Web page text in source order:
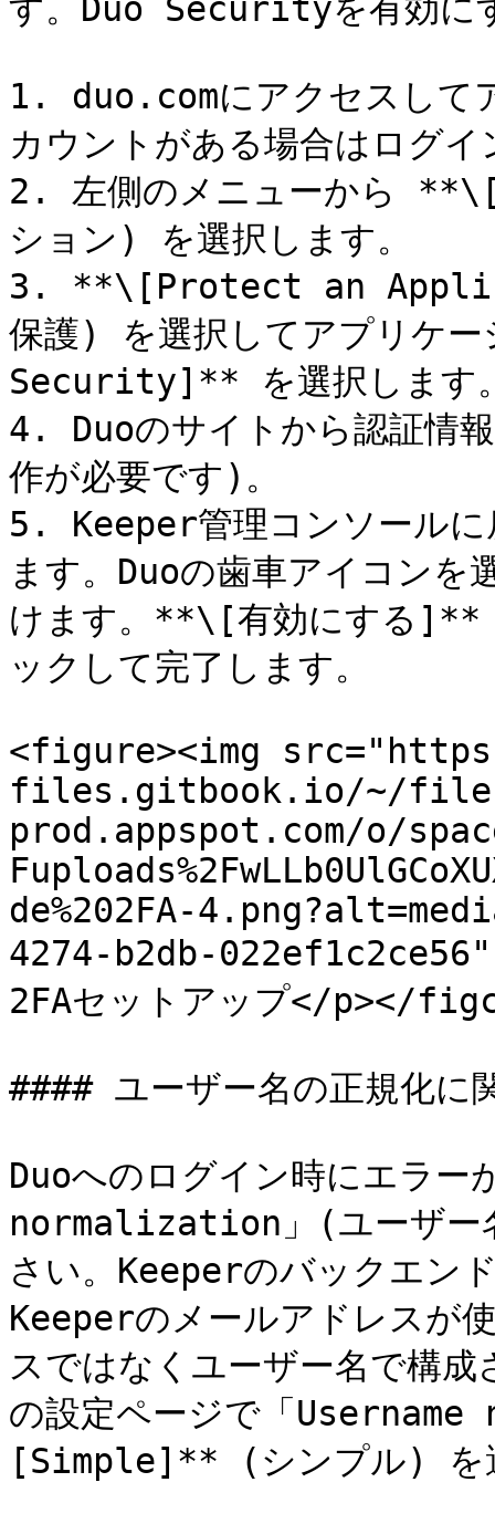
す。Duo Securityを有効に
1. duo.comにアクセスして
カウントがある場合はログイ
2. 左側のメニューから
ション) を選択します。
3. **\[Protect an
保護) を選択してアプリケ
Security]** を選択します
4. Duoのサイトから認証情
作が必要です)。
5. Keeper管理コンソール
ます。Duoの歯車アイコンを
けます。**\[有効にする
ックして完了します。
<figure><img
files.gitbook.io/~/
prod.appspot.com/o/
de%202FA-
4274-b2db-
2FAセットアップ</p></
#### ユーザー名の正規化に
Duoへのログイン時にエラー
normalization」(ユーザー
さい。Keeperのバックエン
Keeperのメールアドレスが
スではなくユーザー名で構
の設定ページで「
[Simple]** (シンプル) を